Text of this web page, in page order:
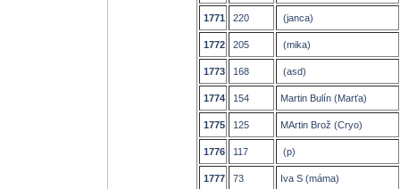
1771 220 (janca)
1772 205 (mika)
1773 168 (asd)
1774 154 Martin Bulín (Marťa)
1775 125 MArtin Brož (Cryo)
1776 117 (p)
1777 73 Iva S (máma)